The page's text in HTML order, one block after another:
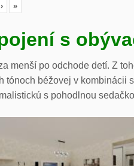
› »
s
menší po odchode detí. Z
béžovej v kombinácii
s pohodlnou